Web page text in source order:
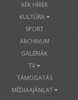
KÉK HÍREK
KULTÚRA
SPORT
ARCHIVUM
GALÉRIÁK
TV
TÁMOGATÁS
MÉDIAAJÁNLAT